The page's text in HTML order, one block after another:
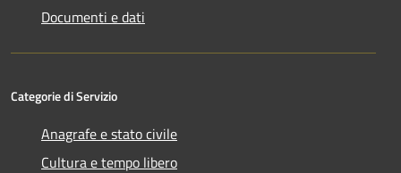
Documenti e dati
Categorie di Servizio
Anagrafe e stato civile
Cultura e tempo libero